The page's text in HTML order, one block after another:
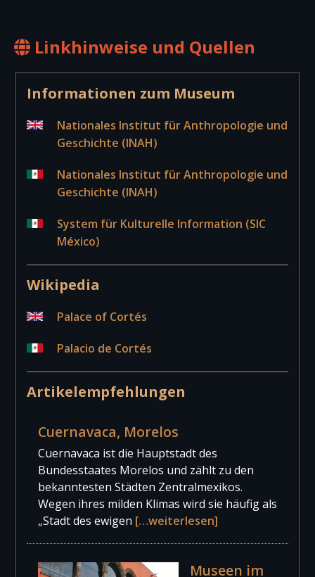
Linkhinweise und Quellen
Informationen zum Museum
Nationales Institut für Anthropologie und
Geschichte (INAH)
Nationales Institut für Anthropologie und
Geschichte (INAH)
System für Kulturelle Information (SIC
México)
Wikipedia
Palace of Cortés
Palacio de Cortés
Artikelempfehlungen
Cuernavaca, Morelos
Cuernavaca ist die Hauptstadt des
Bundesstaates Morelos und zählt zu den
bekanntesten Städten Zentralmexikos.
Wegen ihres milden Klimas wird sie häufig als
„Stadt des ewigen […weiterlesen]
Museen im